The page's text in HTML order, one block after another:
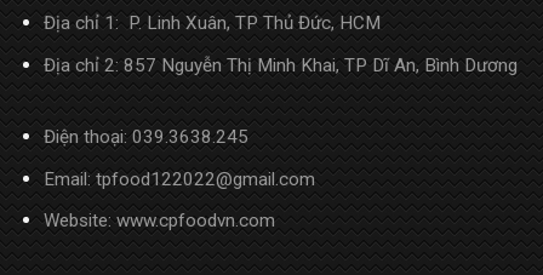
Địa chỉ 1: P. Linh Xuân, TP Thủ Đức, HCM
Địa chỉ 2: 857 Nguyễn Thị Minh Khai, TP Dĩ An, Bình Dương
Điện thoại:039.3638.245
Email: tpfood122022@gmail.com
Website: www.cpfoodvn.com